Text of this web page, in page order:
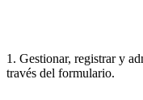
1. Gestionar, registrar y
través del formulario.